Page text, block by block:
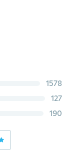
1578
127
190